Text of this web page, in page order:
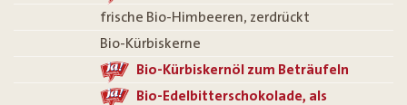
frische Bio-Himbeeren, zerdrückt
Bio-Kürbiskerne
Bio-Kürbiskernöl zum Beträufeln
Bio-Edelbitterschokolade, als